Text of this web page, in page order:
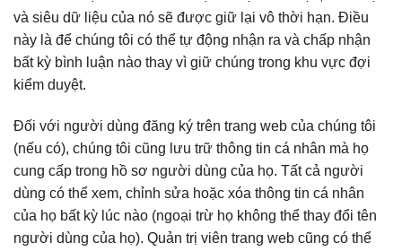
và siêu dữ liệu của nó sẽ được giữ lại vô thời hạn. Điều
này là để chúng tôi có thể tự động nhận ra và chấp nhận
bất kỳ bình luận nào thay vì giữ chúng trong khu vực đợi
kiểm duyệt.
Đối với người dùng đăng ký trên trang web của chúng tôi
(nếu có), chúng tôi cũng lưu trữ thông tin cá nhân mà họ
cung cấp trong hồ sơ người dùng của họ. Tất cả người
dùng có thể xem, chỉnh sửa hoặc xóa thông tin cá nhân
của họ bất kỳ lúc nào (ngoại trừ họ không thể thay đổi tên
người dùng của họ). Quản trị viên trang web cũng có thể